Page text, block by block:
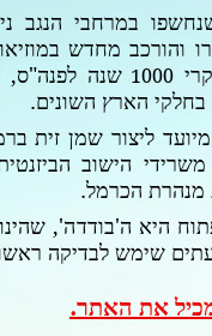
במרחבי הנגב
והורכב מחדש
1000 שנה לפנה"ס,
הארץ השונים.
ליצור שמן זית
הישוב
מנהרת הכרמל.
היא ה'בודדה',
תים שימש לבדיקה
את האתר.